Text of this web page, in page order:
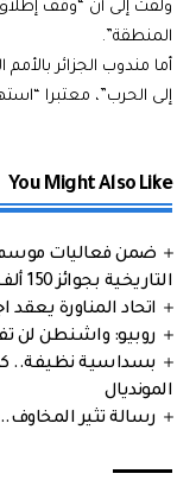
ولفت إلى أن “وقف
المنطقة”.
أما مندوب الجزائر
إلى الحرب”، معتبرا
You Might Also Like
ضمن فعاليات موسم
التاريخية بجوائز 150 ألف ريال
اتحاد المناورة يعقد
روبيو: واشنطن لن
بسداسية نظيفة..
المونديال
رسالة تثير